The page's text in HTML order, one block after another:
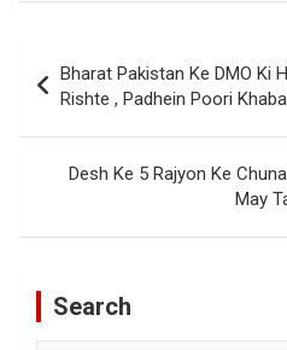
navigation
Bharat Pakistan Ke DMO Ki
Rishte , Padhein Poori
Desh Ke 5 Rajyon Ke
May
Search